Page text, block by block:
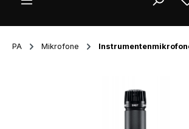
PA Mikrofone